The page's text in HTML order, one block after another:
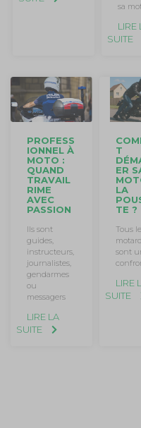
sa
LIRE
SUITE
PROFESS
IONNEL À
MOTO :
QUAND
TRAVAIL
RIME
AVEC
PASSION
Ils sont
guides,
instructeurs,
journalistes,
gendarmes
ou
messagers
LIRE LA
SUITE
T
ER
LA
TE ?
Tous
sont
LIRE
SUITE